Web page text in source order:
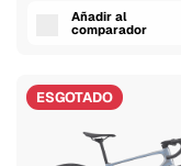
Añadir al
comparador
ESGOTADO